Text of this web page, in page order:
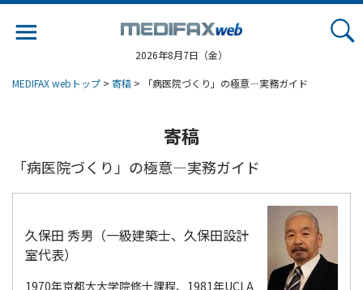
2026年8月7日（金）
MEDIFAX webトップ > 寄稿 > 「病医院づくり」の極意―実務ガイド
寄稿
「病医院づくり」の極意―実務ガイド
久保田 秀男（一級建築士、久保田設計
室代表）
1970年京都大大学院修士課程、1981年UCLA